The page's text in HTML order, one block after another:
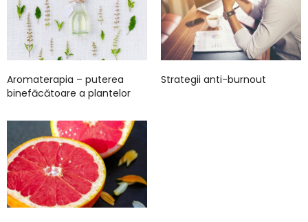
Aromaterapia – puterea
binefăcătoare a plantelor
Strategii anti-burnout